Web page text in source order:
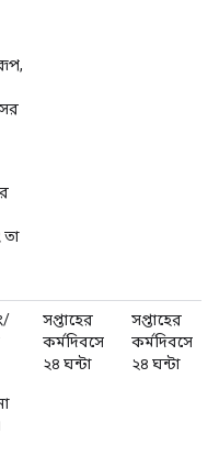
তা
সপ্তাহের
কর্মদিবসে
২৪ ঘন্টা
সপ্তাহের
কর্মদিবসে
২৪ ঘন্টা